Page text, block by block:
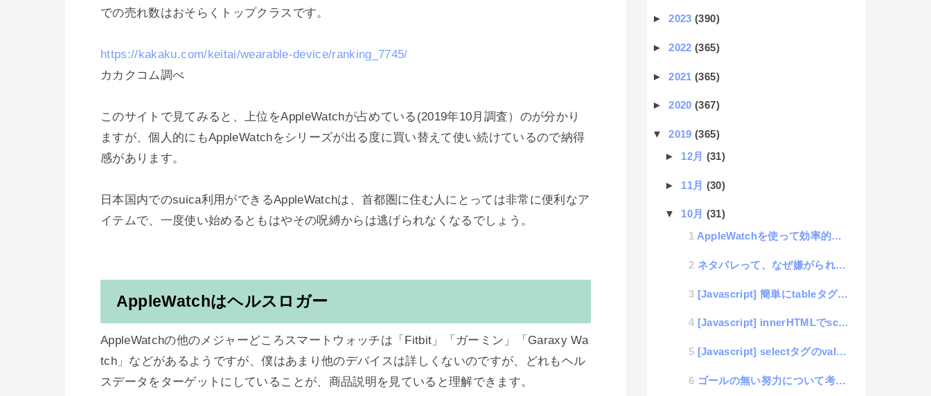
での売れ数はおそらくトップクラスです。
https://kakaku.com/keitai/wearable-device/ranking_7745/
カカクコム調べ
このサイトで見てみると、上位をAppleWatchが占めている(2019年10月調査）のが分かり
ますが、個人的にもAppleWatchをシリーズが出る度に買い替えて使い続けているので納得
感があります。
日本国内でのsuica利用ができるAppleWatchは、首都圏に住む人にとっては非常に便利なア
イテムで、一度使い始めるともはやその呪縛からは逃げられなくなるでしょう。
AppleWatchはヘルスロガー
AppleWatchの他のメジャーどころスマートウォッチは「Fitbit」「ガーミン」「Garaxy Wa
tch」などがあるようですが、僕はあまり他のデバイスは詳しくないのですが、どれもヘル
スデータをターゲットにしていることが、商品説明を見ていると理解できます。
►2023(390)
►2022(365)
►2021(365)
►2020(367)
▼2019(365)
► 12月 (31)
► 11月 (30)
▼ 10月 (31)
AppleWatchを使って効率的な運動を調査した結果・・・
ネタバレって、なぜ嫌がられるのだろうか？
[Javascript] 簡単にtableタグのソートを行う「table_sort」ライブラリの公開
[Javascript] innerHTMLでscriptタグを挿入しても実行されない件
[Javascript] selectタグのvalue値からindex番号を取得する方法
ゴールの無い努力について考える